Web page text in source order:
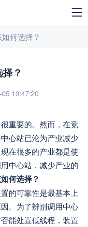
何选择？
？
10:47:20
重要的。然而，在竞
心站已沦为产业减少
在很多的产业都是使
中心站，减少产业的
何选择？
的可靠性是最基本上
。为了辨别调用中心
能处置低线程，装置